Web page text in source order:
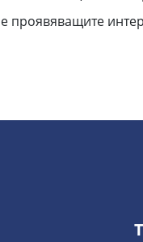
проявяващите